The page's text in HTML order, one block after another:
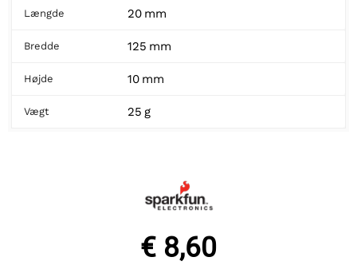
Længde 20 mm
Bredde 125 mm
Højde 10 mm
Vægt 25 g
€ 8,60